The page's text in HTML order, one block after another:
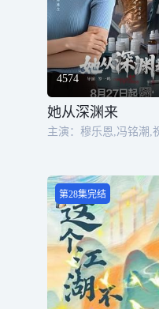
4574
她从深渊来
第28集完结